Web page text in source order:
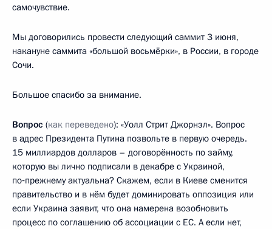
самочувствие.
Мы договорились провести следующий саммит 3 июня,
накануне саммита «большой восьмёрки», в России, в городе
Сочи.
Большое спасибо за внимание.
Вопрос (как переведено): «Уолл Стрит Джорнэл». Вопрос
в адрес Президента Путина позвольте в первую очередь.
15 миллиардов долларов – договорённость по займу,
которую вы лично подписали в декабре с Украиной,
по‑прежнему актуальна? Скажем, если в Киеве сменится
правительство и в нём будет доминировать оппозиция или
если Украина заявит, что она намерена возобновить
процесс по соглашению об ассоциации с ЕС. А если нет,